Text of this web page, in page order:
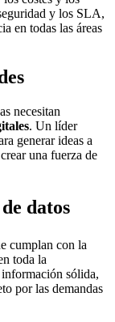
y los SLA,
en todas las áreas
necesitan
. Un líder
generar ideas a
una fuerza de
datos
cumplan con la
toda la
sólida,
por las demandas